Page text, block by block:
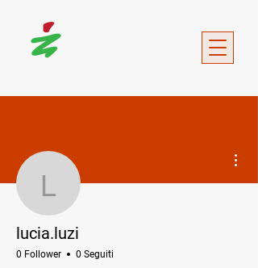
lucia.luzi
lucia.luzi
0 Follower 0 Seguiti